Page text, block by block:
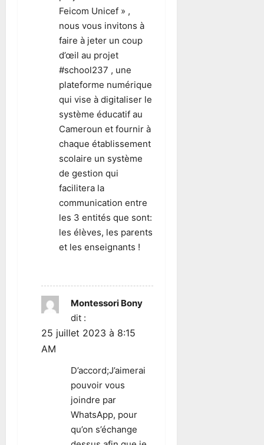
Feicom Unicef » ,
nous vous invitons à
faire à jeter un coup
d’œil au projet
#school237 , une
plateforme numérique
qui vise à digitaliser le
système éducatif au
Cameroun et fournir à
chaque établissement
scolaire un système
de gestion qui
facilitera la
communication entre
les 3 entités que sont:
les élèves, les parents
et les enseignants !
Montessori Bony
dit :
25 juillet 2023 à 8:15
AM
D’accord;J’aimerai
pouvoir vous
joindre par
WhatsApp, pour
qu’on s’échange